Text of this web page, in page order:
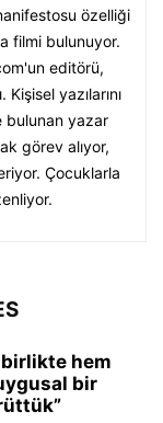
özelliği
filmi bulunuyor.
editörü,
yazılarını
bulunan yazar
görev alıyor,
Çocuklarla
birlikte hem
bir